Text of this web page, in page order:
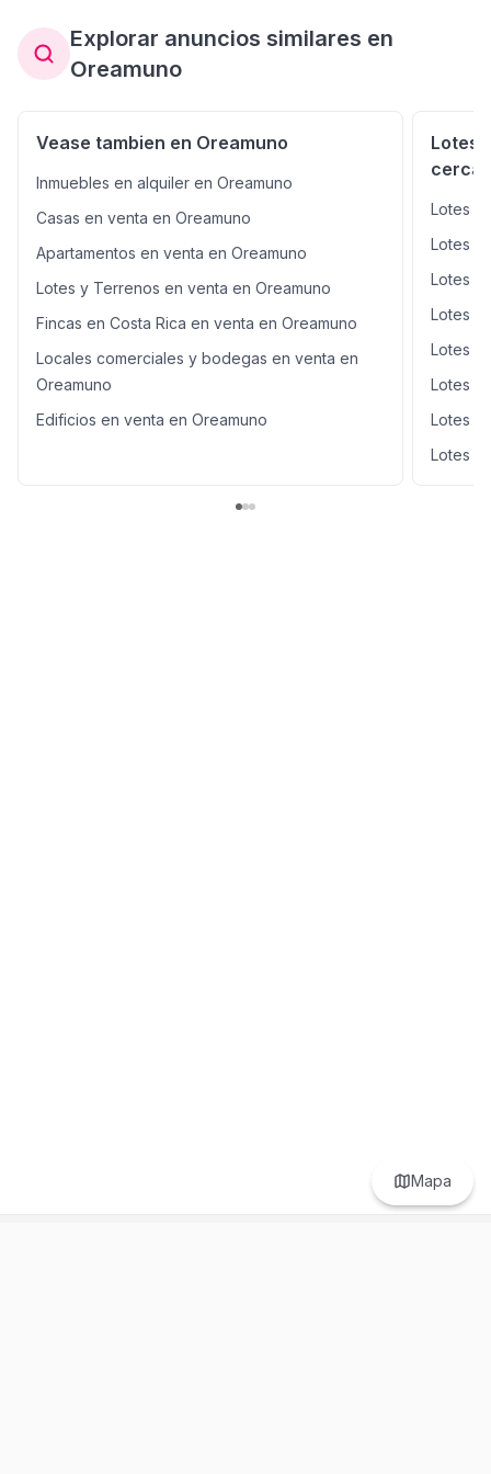
Mapa
Explorar anuncios similares en
Oreamuno
Vease tambien en Oreamuno
Inmuebles en alquiler en Oreamuno
Casas en venta en Oreamuno
Apartamentos en venta en Oreamuno
Lotes y Terrenos en venta en Oreamuno
Fincas en Costa Rica en venta en Oreamuno
Locales comerciales y bodegas en venta en
Oreamuno
Edificios en venta en Oreamuno
Lotes
Lotes y
Lotes y
Lotes y
Lotes y
Lotes y
Lotes y
Lotes y
Lotes y